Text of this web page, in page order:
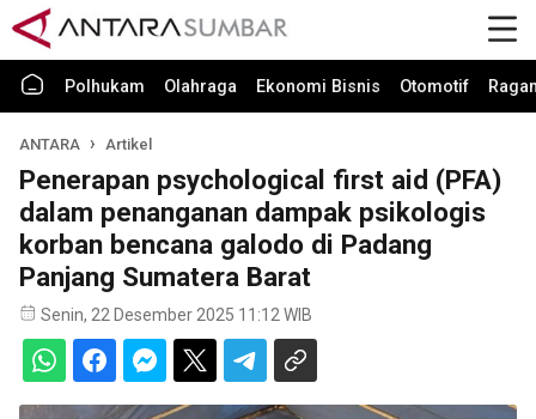
Polhukam Olahraga Ekonomi Bisnis Otomotif
ANTARA Artikel
Penerapan psychological first aid (PFA)
dalam penanganan dampak psikologis
korban bencana galodo di Padang
Panjang Sumatera Barat
Senin, 22 Desember 2025 11:12 WIB